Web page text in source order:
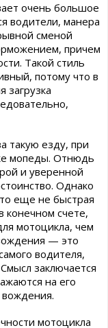
очень большое
водители, манера
сменой
причем
Такой стиль
потому что в
загрузка
такую езду, при
мопеды. Отнюдь
и уверенной
Однако
еще не быстрая
конечном счете,
мотоцикла, чем
— это
водителя,
заключается
на его
мотоцикла